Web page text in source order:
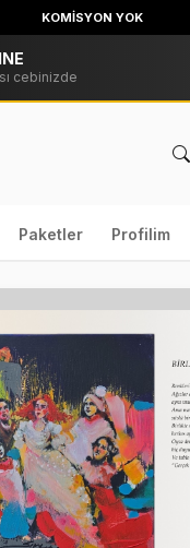
KOMİSYON YOK
cebinizde
Paketler Profilim